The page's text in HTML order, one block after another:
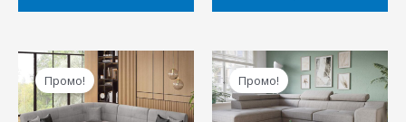
Промо!
Original
price
was:
67.400,00 ден.
Current
price
53.900,00 ден.
Промо!
Original
price
was:
69.880,00 ден.
is: